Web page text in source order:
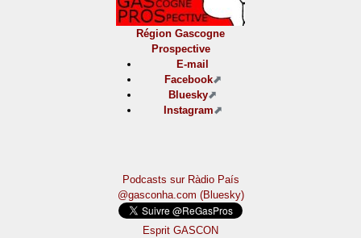
Région Gascogne
Prospective
E-mail
Facebook
Bluesky
Instagram
Podcasts sur Ràdio País
@gasconha.com (Bluesky)
Esprit GASCON